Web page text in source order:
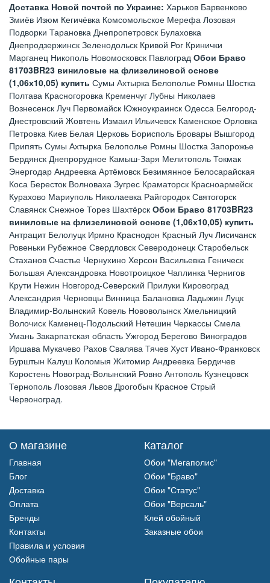
Доставка Новой почтой по Украине: Харьков Барвенково
Змиёв Изюм Кегичёвка Комсомольское Мерефа Лозовая
Подворки Тарановка Днепропетровск Булаховка
Днепродзержинск Зеленодольск Кривой Рог Кринички
Марганец Никополь Новомосковск Павлоград Обои Браво
81703BR23 виниловые на флизелиновой основе
(1,06х10,05) купить Сумы Ахтырка Белополье Ромны Шостка
Полтава Красногоровка Кременчуг Лубны Николаев
Вознесенск Луч Первомайск Южноукраинск Одесса Белгород-
Днестровский Жовтень Измаил Ильичевск Каменское Орловка
Петровка Киев Белая Церковь Борисполь Бровары Вышгород
Припять Сумы Ахтырка Белополье Ромны Шостка Запорожье
Бердянск Днепрорудное Камыш-Заря Мелитополь Токмак
Энергодар Андреевка Артёмовск Безимянное Белосарайская
Коса Бересток Волноваха Зугрес Краматорск Красноармейск
Курахово Мариуполь Николаевка Райгородок Святогорск
Славянск Снежное Торез Шахтёрск Обои Браво 81703BR23
виниловые на флизелиновой основе (1,06х10,05) купить
Антрацит Белолуцк Ирмно Краснодон Красный Луч Лисичанск
Ровеньки Рубежное Свердловск Северодонецк Старобельск
Стаханов Счастье Чернухино Херсон Васильевка Геническ
Большая Александровка Новотроицкое Чаплинка Чернигов
Крути Нежин Новгород-Северский Прилуки Кировоград
Александрия Черновцы Винница Балановка Ладыжин Луцк
Владимир-Волынский Ковель Нововолынск Хмельницкий
Волочиск Каменец-Подольский Нетешин Черкассы Смела
Умань Закарпатская область Ужгород Берегово Виноградов
Иршава Мукачево Рахов Свалява Тячев Хуст Ивано-Франковск
Бурштын Калуш Коломыя Житомир Андреевка Бердичев
Коростень Новоград-Волынский Ровно Антополь Кузнецовск
Тернополь Лозовая Львов Дрогобыч Красное Стрый
Червоноград.
О магазине
Главная
Блог
Доставка
Оплата
Бренды
Контакты
Правила и условия
Обойные пары
Каталог
Обои "Мегаполис"
Обои "Браво"
Обои "Статус"
Обои "Версаль"
Клей обойный
Заказные обои